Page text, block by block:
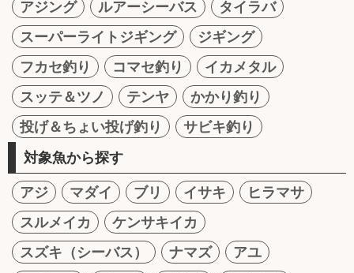
アジング
ルアーシーバス
タイラバ
スーパーライトジギング
ジギング
フカセ釣り
コマセ釣り
イカメタル
スッテ＆ツノ
テンヤ
かかり釣り
投げ＆ちょい投げ釣り
サビキ釣り
対象魚から探す
アジ マダイ ブリ イサキ
ヒラマサ
スルメイカ
ケンサキイカ
スズキ（シーバス）
ナマズ
アユ